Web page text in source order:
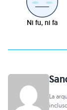
Ni fu, ni fa
La